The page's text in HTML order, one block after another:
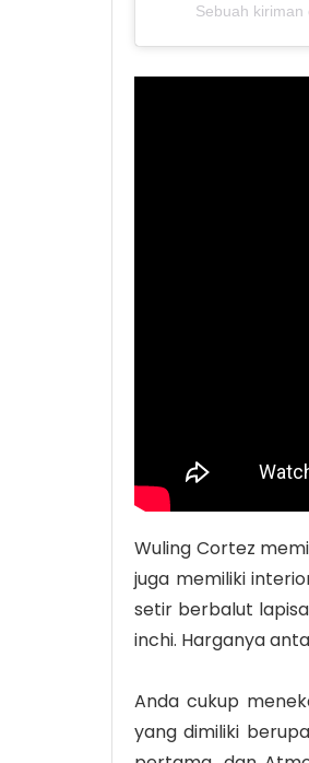
Sebuah
Wuling Cortez
juga memiliki
setir berbalut
inchi. Harganya
Anda cukup
yang dimiliki